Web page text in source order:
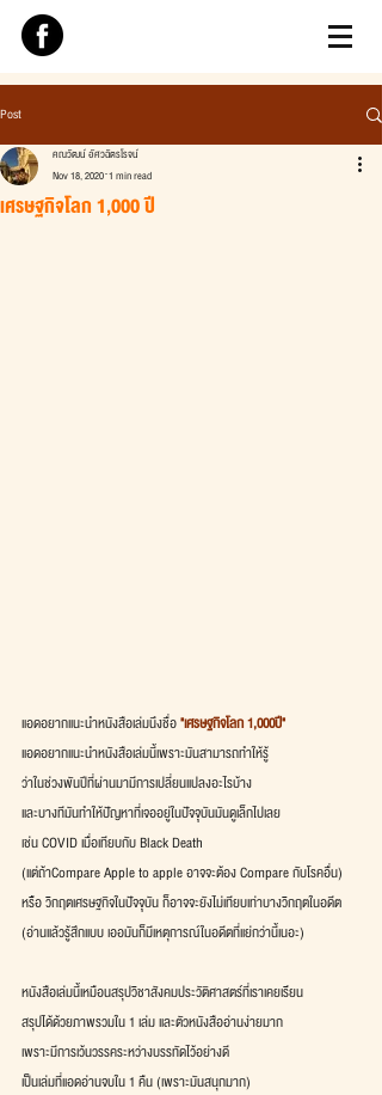
Post
เศรษฐกิจโลก 1,000 ปี
คณวัฒน์ อัศวฉัตรโรจน์
Nov 18, 2020 1 min read
แอดอยากแนะนำหนังสือเล่มนึงชื่อ "เศรษฐกิจโลก 1,000ปี"
แอดอยากแนะนำหนังสือเล่มนี้เพราะมันสามารถทำให้รู้
ว่าในช่วงพันปีที่ผ่านมามีการเปลี่ยนแปลงอะไรบ้าง
และบางทีมันทำให้ปัญหาที่เจออยู่ในปัจจุบันมันดูเล็กไปเลย
เช่น COVID เมื่อเทียบกับ Black Death
(แต่ถ้าCompare Apple to apple อาจจะต้อง Compare กับโรคอื่น)
หรือ วิกฤตเศรษฐกิจในปัจจุบัน ก็อาจจะยังไม่เทียบเท่าบางวิกฤตในอดีต
(อ่านแล้วรู้สึกแบบ เออมันก็มีเหตุการณ์ในอดีตที่แย่กว่านี้เนอะ)
หนังสือเล่มนี้เหมือนสรุปวิชาสังคมประวัติศาสตร์ที่เราเคยเรียน
สรุปได้ด้วยภาพรวมใน 1 เล่ม และตัวหนังสืออ่านง่ายมาก
เพราะมีการเว้นวรรคระหว่างบรรทัดไว้อย่างดี
เป็นเล่มที่แอดอ่านจบใน 1 คืน (เพราะมันสนุกมาก)